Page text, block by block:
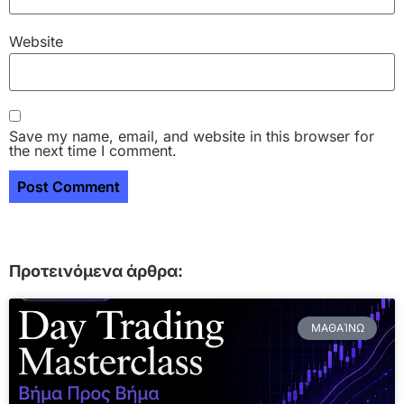
Website
Save my name, email, and website in this browser for
the next time I comment.
Προτεινόμενα άρθρα:
ΜΑΘΑΊΝΩ